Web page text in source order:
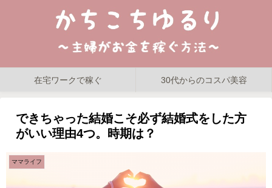
在宅ワークで稼ぐ 30代からのコスパ美容
できちゃった結婚こそ必ず結婚式をした方
がいい理由4つ。時期は？
ママライフ